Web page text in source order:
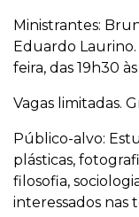
Ministrantes:
Eduardo
feira, das 19h30
Vagas limitadas.
Público-alvo:
plásticas,
filosofia,
interessados nas